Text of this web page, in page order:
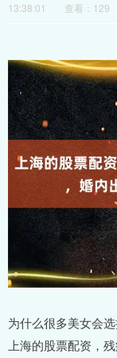
13:38:01
查看：129
为什么很多美女会
上海的股票配资，